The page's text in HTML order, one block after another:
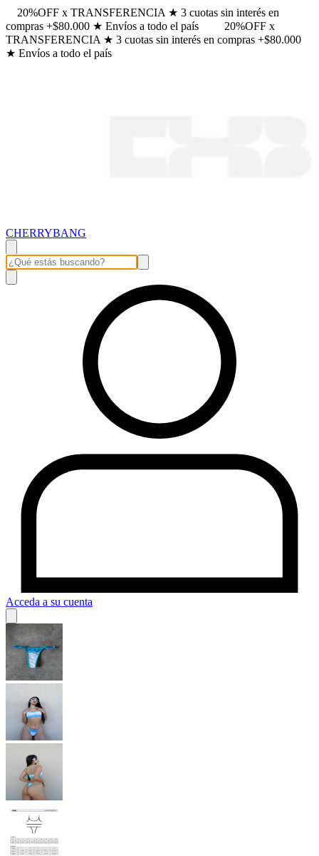
20%OFF x TRANSFERENCIA ★ 3 cuotas sin interés en
compras +$80.000 ★ Envíos a todo el país
20%OFF x
TRANSFERENCIA ★ 3 cuotas sin interés en compras +$80.000
★ Envíos a todo el país
CHERRYBANG
Acceda a su cuenta